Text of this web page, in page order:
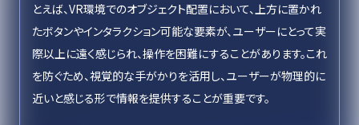
とえば、VR環境でのオブジェクト配置において、上方に置かれ
たボタンやインタラクション可能な要素が、ユーザーにとって実
際以上に遠く感じられ、操作を困難にすることがあります。これ
を防ぐため、視覚的な手がかりを活用し、ユーザーが物理的に
近いと感じる形で情報を提供することが重要です。